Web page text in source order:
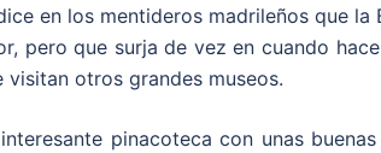
en los mentideros madrileños que
pero que surja de vez en cuando
visitan otros grandes museos.
pinacoteca con unas